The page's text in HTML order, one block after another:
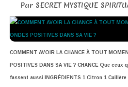
Par SECRET MYSTIQUE
COMMENT AVOIR LA CHANCE À TOUT
POSITIVES DANS SA VIE ? CHANCE Que
fassent aussi INGRÉDIENTS 1 Citron 1